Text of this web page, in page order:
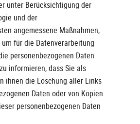
unter Berücksichtigung der
und der
angemessene Maßnahmen,
für die Datenverarbeitung
personenbezogenen Daten
informieren, dass Sie als
ihnen die Löschung aller Links
Daten oder von Kopien
personenbezogenen Daten